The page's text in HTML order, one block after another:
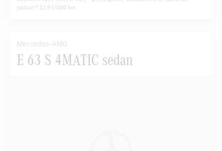
paliva
[4] 12,9 l/100 km
Mercedes-AMG
E 63 S 4MATIC sedan